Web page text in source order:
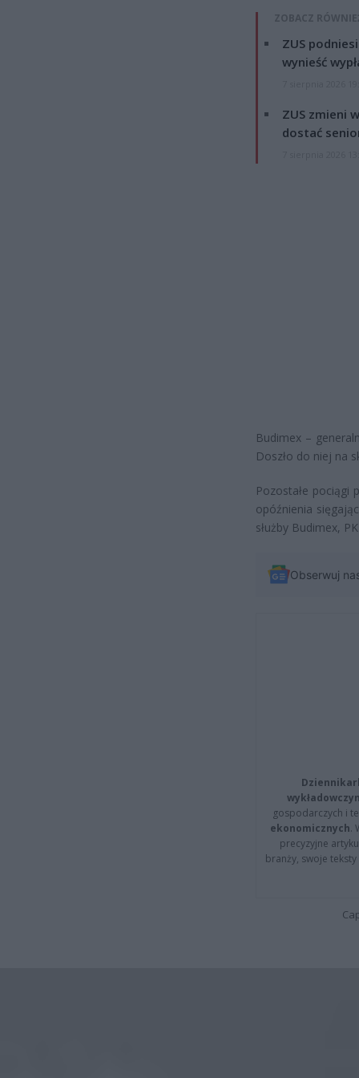
ZOBACZ
ZUS
wynieść
ZUS zmieni
dostać
Budimex –
Doszło do niej na
Pozostałe pociągi
opóźnienia
służby Budimex,
Obserwuj
gospodarczych i
ekonomicznych.
precyzyjne
branży, swoje